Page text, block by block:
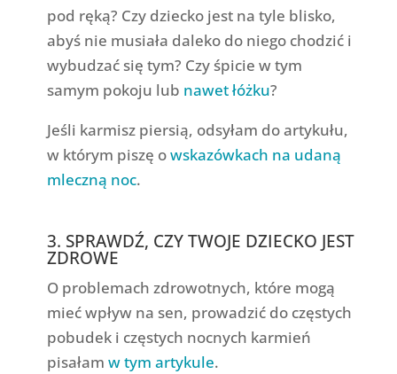
pod ręką? Czy dziecko jest na tyle blisko,
abyś nie musiała daleko do niego chodzić i
wybudzać się tym? Czy śpicie w tym
samym pokoju lub nawet łóżku?
Jeśli karmisz piersią, odsyłam do artykułu,
w którym piszę owskazówkach na udaną
mleczną noc.
3. SPRAWDŹ, CZY TWOJE DZIECKO JEST
ZDROWE
O problemach zdrowotnych, które mogą
mieć wpływ na sen, prowadzić do częstych
pobudek i częstych nocnych karmień
pisałamw tym artykule.